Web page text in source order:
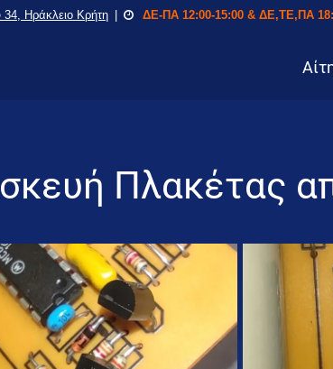
34, Ηράκλειο Κρήτη ΔΕ-ΠΑ 12:00-15:00 & ΔΕ,ΤΕ,ΠΑ
Πλακέτας